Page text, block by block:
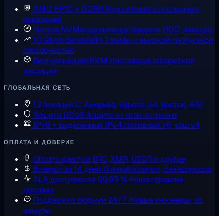
AMD EPYC + DDR5 Ядра и память последнего
поколения
Чистое NVMe-хранилищеНикаких HDD, никогда
10 Gbps Bandwidth Тарифы с высокой пропускной
способностью
Виртуализация KVM Настоящая аппаратная
изоляция
ГЛОБАЛЬНАЯ СЕТЬ
13 локаций С. Америка, Европа, Бл. Восток, АТР
Защита DDoS Защита от атак встроена
IPv6 + выделенный IPv4 Нативный v6, ваш v4
ОПЛАТА И ДОВЕРИЕ
Оплата криптой BTC, XMR, USDT и другие
Возврат за 14 дней Полный возврат, без вопросов
SLA доступности 99,95 % Наша гарантия
аптайма
Поддержка людьми 24/7Живые инженеры, за
минуты